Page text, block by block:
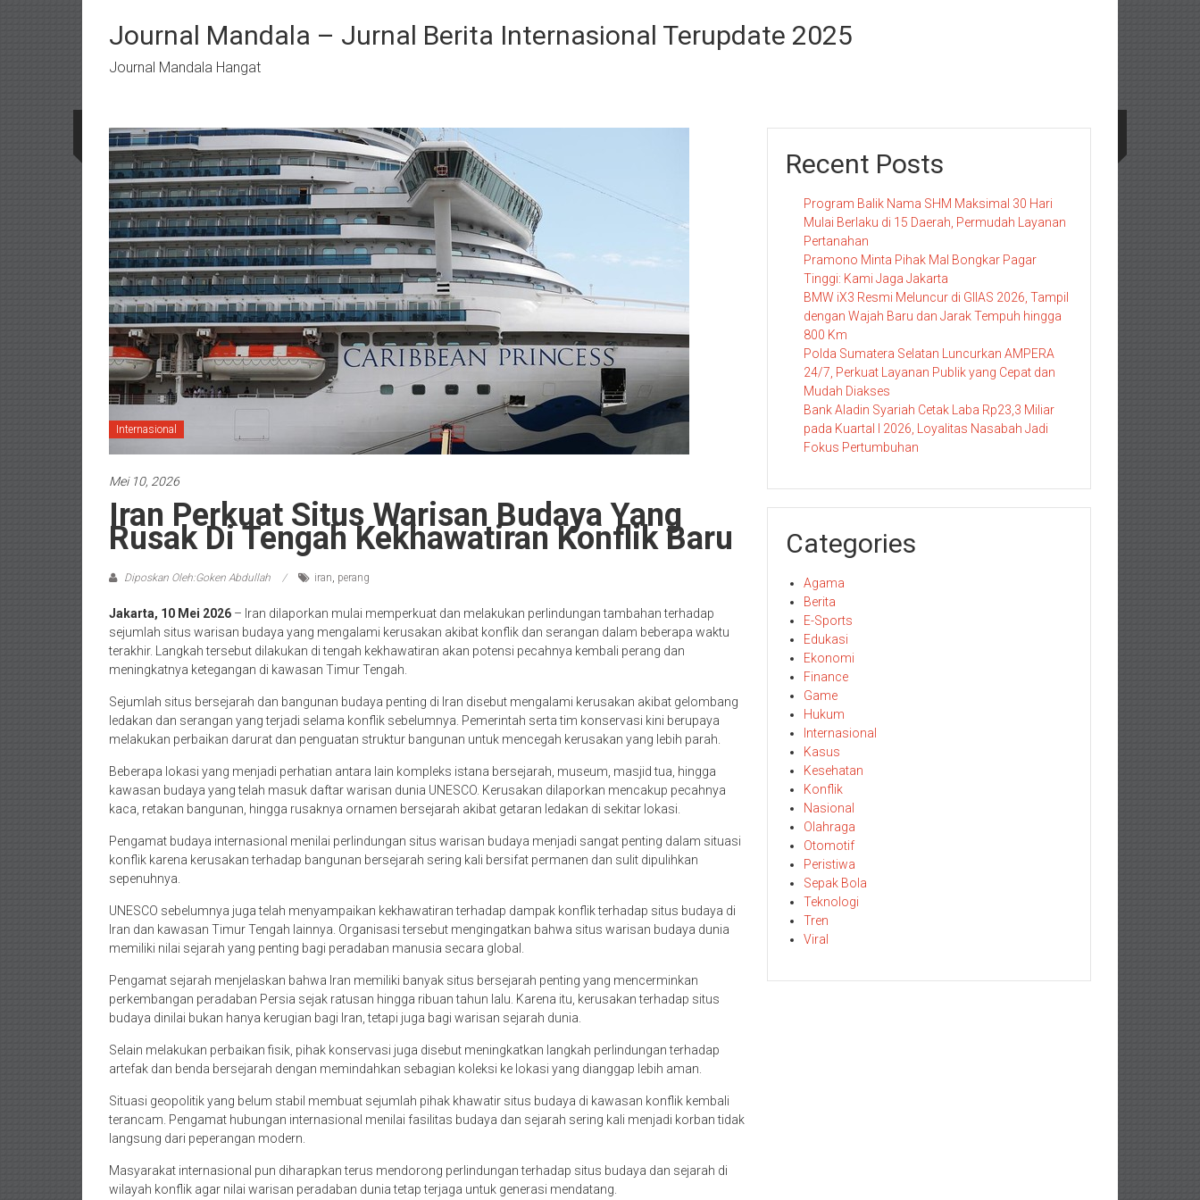
kontenJournal Mandala – Jurnal Berita Internasional Terupdate 2025
Journal Mandala Hangat
Internasional
Mei 10, 2026
Iran Perkuat Situs Warisan Budaya Yang
Rusak Di Tengah Kekhawatiran Konflik Baru
Diposkan Oleh:Goken Abdullah iran, perang
Jakarta, 10 Mei 2026 – Iran dilaporkan mulai memperkuat dan melakukan perlindungan tambahan terhadap
sejumlah situs warisan budaya yang mengalami kerusakan akibat konflik dan serangan dalam beberapa waktu
terakhir. Langkah tersebut dilakukan di tengah kekhawatiran akan potensi pecahnya kembali perang dan
meningkatnya ketegangan di kawasan Timur Tengah.
Sejumlah situs bersejarah dan bangunan budaya penting di Iran disebut mengalami kerusakan akibat gelombang
ledakan dan serangan yang terjadi selama konflik sebelumnya. Pemerintah serta tim konservasi kini berupaya
melakukan perbaikan darurat dan penguatan struktur bangunan untuk mencegah kerusakan yang lebih parah.
Beberapa lokasi yang menjadi perhatian antara lain kompleks istana bersejarah, museum, masjid tua, hingga
kawasan budaya yang telah masuk daftar warisan dunia UNESCO. Kerusakan dilaporkan mencakup pecahnya
kaca, retakan bangunan, hingga rusaknya ornamen bersejarah akibat getaran ledakan di sekitar lokasi.
Pengamat budaya internasional menilai perlindungan situs warisan budaya menjadi sangat penting dalam situasi
konflik karena kerusakan terhadap bangunan bersejarah sering kali bersifat permanen dan sulit dipulihkan
sepenuhnya.
UNESCO sebelumnya juga telah menyampaikan kekhawatiran terhadap dampak konflik terhadap situs budaya di
Iran dan kawasan Timur Tengah lainnya. Organisasi tersebut mengingatkan bahwa situs warisan budaya dunia
memiliki nilai sejarah yang penting bagi peradaban manusia secara global.
Pengamat sejarah menjelaskan bahwa Iran memiliki banyak situs bersejarah penting yang mencerminkan
perkembangan peradaban Persia sejak ratusan hingga ribuan tahun lalu. Karena itu, kerusakan terhadap situs
budaya dinilai bukan hanya kerugian bagi Iran, tetapi juga bagi warisan sejarah dunia.
Selain melakukan perbaikan fisik, pihak konservasi juga disebut meningkatkan langkah perlindungan terhadap
artefak dan benda bersejarah dengan memindahkan sebagian koleksi ke lokasi yang dianggap lebih aman.
Situasi geopolitik yang belum stabil membuat sejumlah pihak khawatir situs budaya di kawasan konflik kembali
terancam. Pengamat hubungan internasional menilai fasilitas budaya dan sejarah sering kali menjadi korban tidak
langsung dari peperangan modern.
Masyarakat internasional pun diharapkan terus mendorong perlindungan terhadap situs budaya dan sejarah di
wilayah konflik agar nilai warisan peradaban dunia tetap terjaga untuk generasi mendatang.
Recent Posts
Program Balik Nama SHM Maksimal 30 Hari
Mulai Berlaku di 15 Daerah, Permudah Layanan
Pertanahan
Pramono Minta Pihak Mal Bongkar Pagar
Tinggi: Kami Jaga Jakarta
BMW iX3 Resmi Meluncur di GIIAS 2026, Tampil
dengan Wajah Baru dan Jarak Tempuh hingga
800 Km
Polda Sumatera Selatan Luncurkan AMPERA
24/7, Perkuat Layanan Publik yang Cepat dan
Mudah Diakses
Bank Aladin Syariah Cetak Laba Rp23,3 Miliar
pada Kuartal I 2026, Loyalitas Nasabah Jadi
Fokus Pertumbuhan
Categories
Agama
Berita
E-Sports
Edukasi
Ekonomi
Finance
Game
Hukum
Internasional
Kasus
Kesehatan
Konflik
Nasional
Olahraga
Otomotif
Peristiwa
Sepak Bola
Teknologi
Tren
Viral